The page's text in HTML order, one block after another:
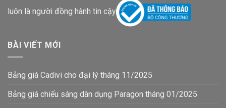
luôn là người đồng hành tin cậy
BÀI VIẾT MỚI
Bảng giá Cadivi cho đại lý tháng 11/2025
Bảng giá chiếu sáng dân dụng Paragon tháng 01/2025